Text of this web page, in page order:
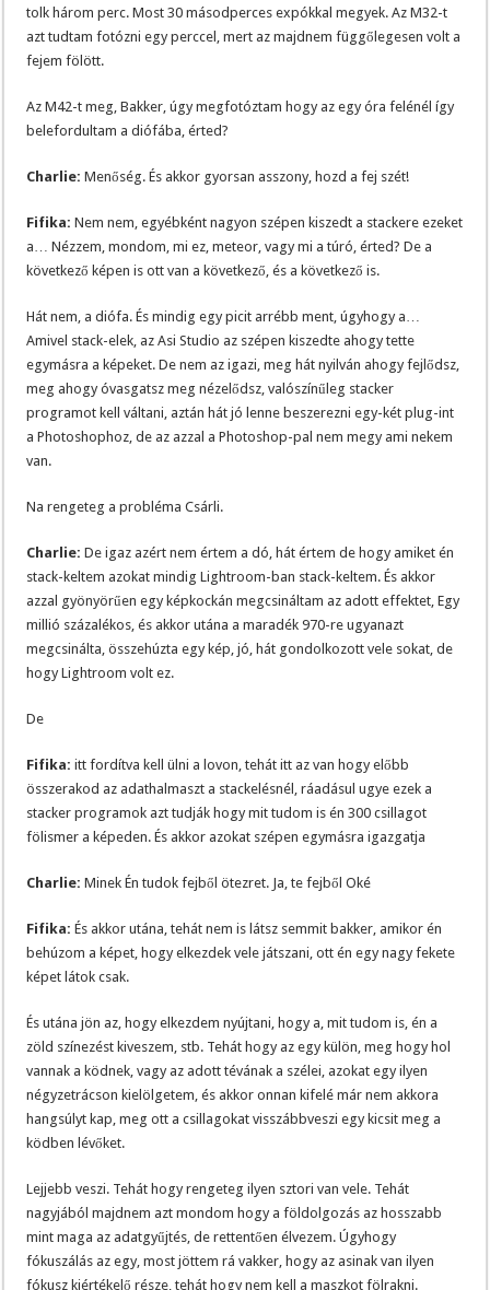
tolk három perc. Most 30 másodperces expókkal megyek. Az M32-t
azt tudtam fotózni egy perccel, mert az majdnem függőlegesen volt a
fejem fölött.
Az M42-t meg, Bakker, úgy megfotóztam hogy az egy óra felénél így
belefordultam a diófába, érted?
Charlie: Menőség. És akkor gyorsan asszony, hozd a fej szét!
Fifika: Nem nem, egyébként nagyon szépen kiszedt a stackere ezeket
a… Nézzem, mondom, mi ez, meteor, vagy mi a túró, érted? De a
következő képen is ott van a következő, és a következő is.
Hát nem, a diófa. És mindig egy picit arrébb ment, úgyhogy a…
Amivel stack-elek, az Asi Studio az szépen kiszedte ahogy tette
egymásra a képeket. De nem az igazi, meg hát nyilván ahogy fejlődsz,
meg ahogy óvasgatsz meg nézelődsz, valószínűleg stacker
programot kell váltani, aztán hát jó lenne beszerezni egy-két plug-int
a Photoshophoz, de az azzal a Photoshop-pal nem megy ami nekem
van.
Na rengeteg a probléma Csárli.
Charlie: De igaz azért nem értem a dó, hát értem de hogy amiket én
stack-keltem azokat mindig Lightroom-ban stack-keltem. És akkor
azzal gyönyörűen egy képkockán megcsináltam az adott effektet, Egy
millió százalékos, és akkor utána a maradék 970-re ugyanazt
megcsinálta, összehúzta egy kép, jó, hát gondolkozott vele sokat, de
hogy Lightroom volt ez.
De
Fifika: itt fordítva kell ülni a lovon, tehát itt az van hogy előbb
összerakod az adathalmaszt a stackelésnél, ráadásul ugye ezek a
stacker programok azt tudják hogy mit tudom is én 300 csillagot
fölismer a képeden. És akkor azokat szépen egymásra igazgatja
Charlie: Minek Én tudok fejből ötezret. Ja, te fejből Oké
Fifika: És akkor utána, tehát nem is látsz semmit bakker, amikor én
behúzom a képet, hogy elkezdek vele játszani, ott én egy nagy fekete
képet látok csak.
És utána jön az, hogy elkezdem nyújtani, hogy a, mit tudom is, én a
zöld színezést kiveszem, stb. Tehát hogy az egy külön, meg hogy hol
vannak a ködnek, vagy az adott tévának a szélei, azokat egy ilyen
négyzetrácson kielölgetem, és akkor onnan kifelé már nem akkora
hangsúlyt kap, meg ott a csillagokat visszábbveszi egy kicsit meg a
ködben lévőket.
Lejjebb veszi. Tehát hogy rengeteg ilyen sztori van vele. Tehát
nagyjából majdnem azt mondom hogy a földolgozás az hosszabb
mint maga az adatgyűjtés, de rettentően élvezem. Úgyhogy
fókuszálás az egy, most jöttem rá vakker, hogy az asinak van ilyen
fókusz kiértékelő része, tehát hogy nem kell a maszkot fölrakni.